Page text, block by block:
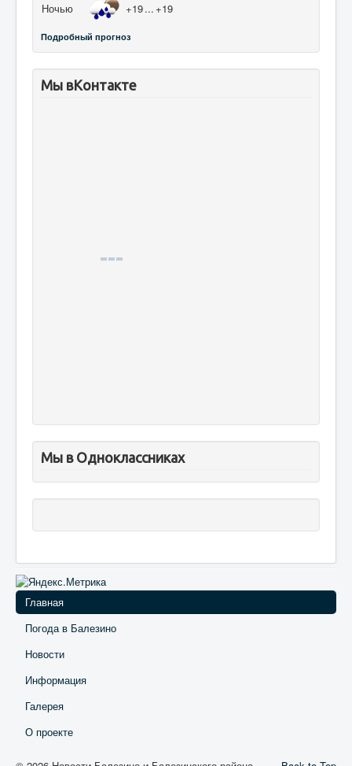
Ночью +19... +19
Подробный прогноз
Мы вКонтакте
Мы в Одноклассниках
Главная
Погода в Балезино
Новости
Информация
Галерея
О проекте